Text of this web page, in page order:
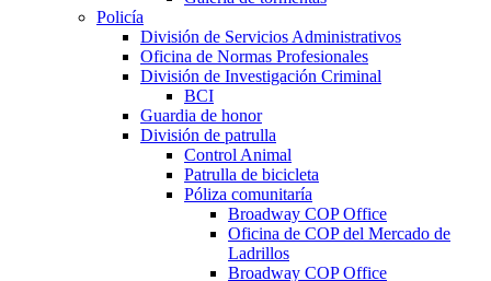
Policía
División de Servicios Administrativos
Oficina de Normas Profesionales
División de Investigación Criminal
BCI
Guardia de honor
División de patrulla
Control Animal
Patrulla de bicicleta
Póliza comunitaría
Broadway COP Office
Oficina de COP del Mercado de
Ladrillos
Broadway COP Office